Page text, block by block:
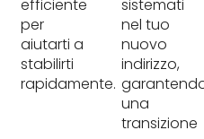
efficiente
per
aiutarti a
stabilirti
rapidamente.
sistemati
nel tuo
nuovo
indirizzo,
una
transizione